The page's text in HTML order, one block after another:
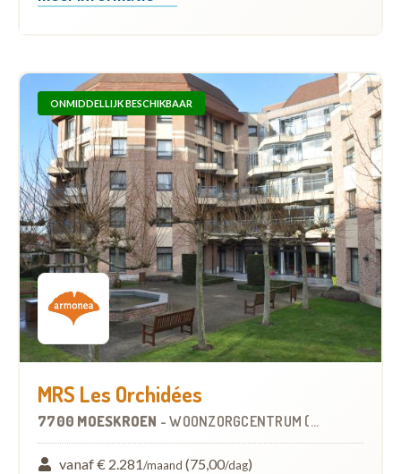
ONMIDDELLIJK BESCHIKBAAR
MRS Les Orchidées
7700 MOESKROEN -WOONZORGCENTRUM (WZC)
vanaf € 2.281/maand (75,00/dag)